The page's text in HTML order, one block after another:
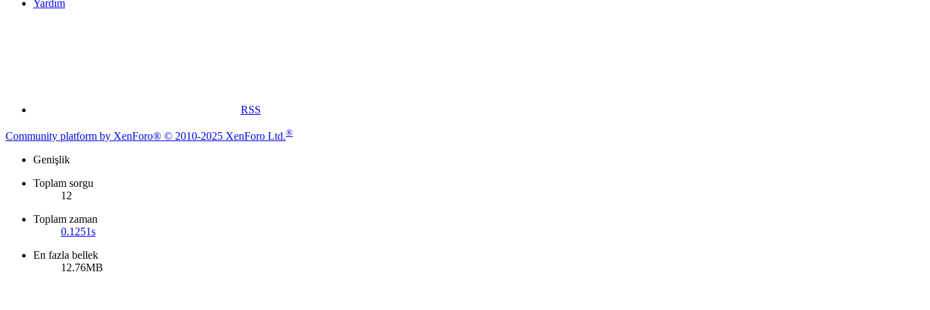
Yardım
RSS
Community platform by XenForo® © 2010-2025 XenForo Ltd.®
Genişlik
Toplam sorgu
12
Toplam zaman
0.1251s
En fazla bellek
12.76MB